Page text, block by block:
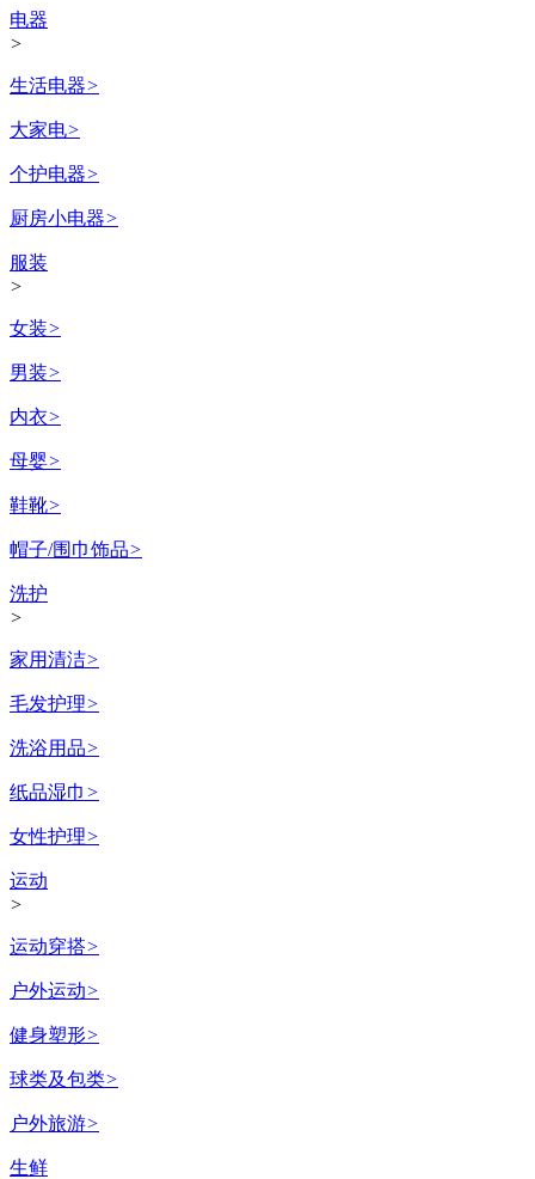
电器
>
生活电器>
大家电>
个护电器>
厨房小电器>
服装
>
女装>
男装>
内衣>
母婴>
鞋靴>
帽子/围巾饰品>
洗护
>
家用清洁>
毛发护理>
洗浴用品>
纸品湿巾 >
女性护理>
运动
>
运动穿搭>
户外运动>
健身塑形>
球类及包类>
户外旅游>
生鲜